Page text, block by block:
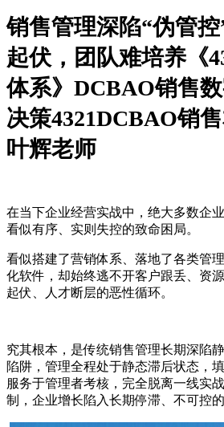
销售管理深陷“伪管
起伏，团队难培养《
体系》DCBAO销售
决策4321DCBAO销
叶辉老师
在当下企业经营实战中，绝大多数企
看似有序、实则失控的致命困局。
看似搭建了营销体系、落地了各类管
化软件，却始终逃不开客户跟丢、资
起伏、人才断层的恶性循环。
究其根本，是传统销售管理长期深陷
陷阱，管理全程处于静态滞后状态，
服务于管理者考核，完全脱离一线实
制，企业增长陷入长期停滞、不可控的